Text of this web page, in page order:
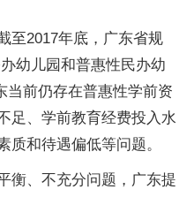
至2017年底，广东省规
幼儿园和普惠性民办幼
当前仍存在普惠性学前资
足、学前教育经费投入水
质和待遇偏低等问题。
衡、不充分问题，广东提